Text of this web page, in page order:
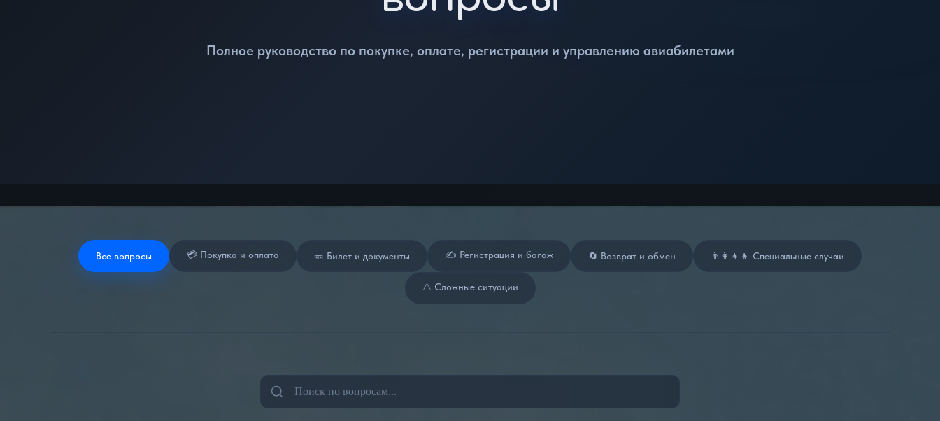
Полное руководство по покупке, оплате, регистрации и управлению авиабилетами
Все вопросы 💳 Покупка и оплата 🎫 Билет и документы ✍️ Регистрация и багаж 🔄 Возврат и обмен 👨‍👩‍👧‍👦 Специальные случаи
⚠️ Сложные ситуации